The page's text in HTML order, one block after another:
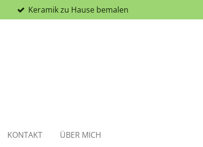
Keramik zu Hause bemalen
KONTAKT
ÜBER MICH